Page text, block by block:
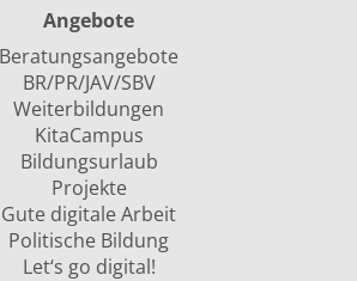
Angebote
Beratungsangebote
BR/PR/JAV/SBV
Weiterbildungen
KitaCampus
Bildungsurlaub
Projekte
Gute digitale Arbeit
Politische Bildung
Let‘s go digital!